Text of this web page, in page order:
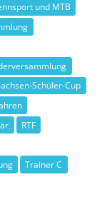
und MTB
Schüler-Cup
RTF
Trainer C